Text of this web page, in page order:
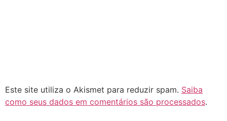
Este site utiliza o Akismet para reduzir spam. Saiba
como seus dados em comentários são processados.